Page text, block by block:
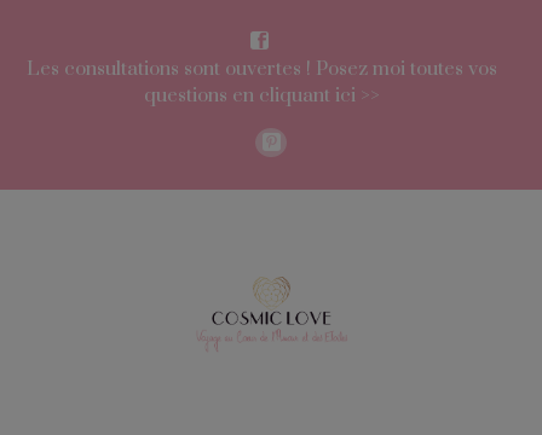
Les consultations sont ouvertes ! Posez moi toutes vos
questions en cliquant ici >>